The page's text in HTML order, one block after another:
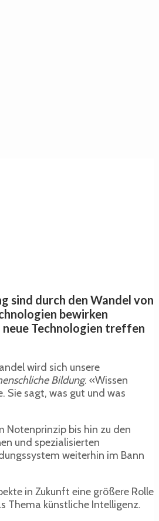
sind durch den Wandel von
bewirken
neue Technologien treffen
wird sich unsere
Bildung. «Wissen
Sie sagt, was gut und was
Notenprinzip bis hin zu den
und spezialisierten
weiterhin im Bann
in Zukunft eine größere Rolle
Thema künstliche Intelligenz.